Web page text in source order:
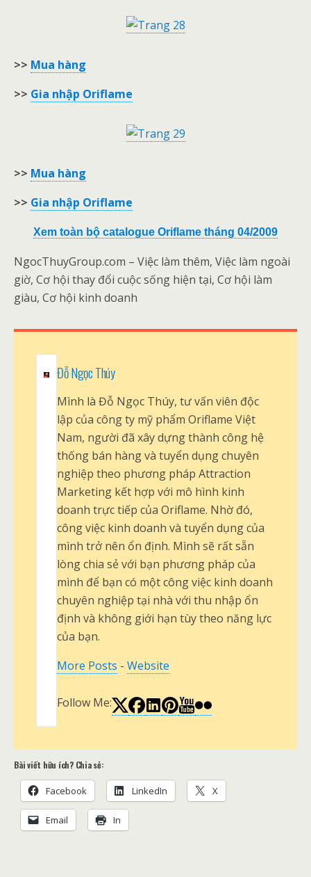
>> Mua hàng
>> Gia nhập Oriflame
>> Mua hàng
>> Gia nhập Oriflame
Xem toàn bộ catalogue Oriflame tháng 04/2009
NgocThuyGroup.com – Việc làm thêm, Việc làm ngoài
giờ, Cơ hội thay đổi cuộc sống hiện tại, Cơ hội làm
giàu, Cơ hội kinh doanh
Đỗ Ngọc Thúy
Mình là Đỗ Ngọc Thúy, tư vấn viên độc
lập của công ty mỹ phẩm Oriflame Việt
Nam, người đã xây dựng thành công hệ
thống bán hàng và tuyển dụng chuyên
nghiệp theo phương pháp Attraction
Marketing kết hợp với mô hình kinh
doanh trực tiếp của Oriflame. Nhờ đó,
công việc kinh doanh và tuyển dụng của
mình trở nên ổn định. Mình sẽ rất sẵn
lòng chia sẻ với bạn phương pháp của
mình để bạn có một công việc kinh doanh
chuyên nghiệp tại nhà với thu nhập ổn
định và không giới hạn tùy theo năng lực
của bạn.
More Posts -Website
Follow Me:
Bài viết hữu ích? Chia sẻ:
Facebook LinkedIn X
Email In